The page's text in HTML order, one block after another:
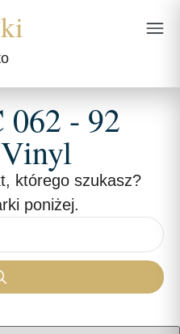
062 - 92
którego szukasz?
poniżej.